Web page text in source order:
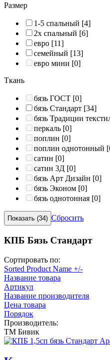
Размер
1-5 спальный [4]
2х спальный [6]
евро [11]
семейный [13]
евро мини [0]
Ткань
бязь ГОСТ [0]
бязь Стандарт [34]
бязь Традиции
перкаль [0]
поплин [0]
поплин однотонный
сатин [0]
сатин 3Д [0]
бязь Арт Дизайн [0]
бязь Эконом [0]
бязь однотонная [0]
Сбросить
КПБ Бязь Стандарт
Сортировать по:
Sorted Product Name +/-
Название товара
Артикул
Название производителя
Цена товара
Порядок
Производитель:
ТМ Бивик